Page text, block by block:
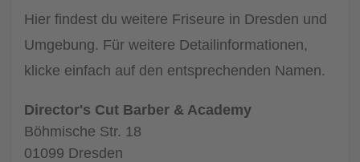
Hier findest du weitere Friseure in Dresden und
Umgebung. Für weitere Detailinformationen,
klicke einfach auf den entsprechenden Namen.
Director's Cut Barber & Academy
Böhmische Str. 18
01099 Dresden